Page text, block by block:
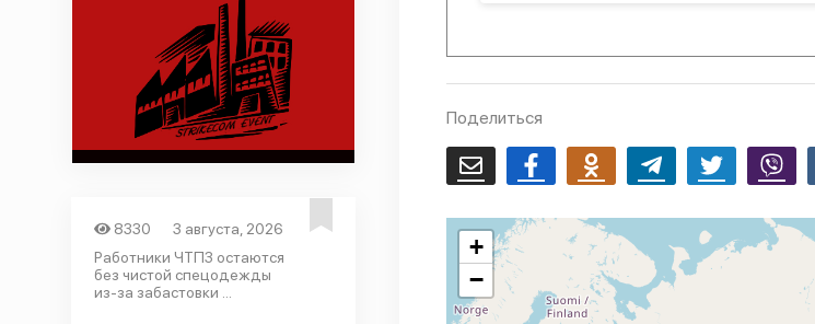
8330
3 августа, 2026
Работники ЧТПЗ остаются
без чистой спецодежды
из-за забастовки ...
Поделиться
Email FacebookOdnoklassnikiTelegram Twitter Viber
+
−